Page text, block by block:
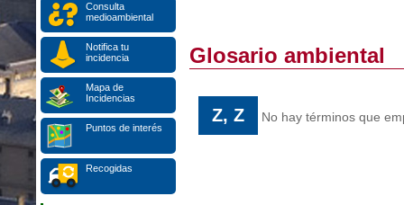
Consulta
medioambiental
Notifica tu
incidencia
Mapa de
Incidencias
Puntos de interés
Recogidas
Glosario ambiental
Z, Z No hay términos que